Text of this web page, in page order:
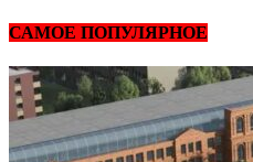
САМОЕ ПОПУЛЯРНОЕ